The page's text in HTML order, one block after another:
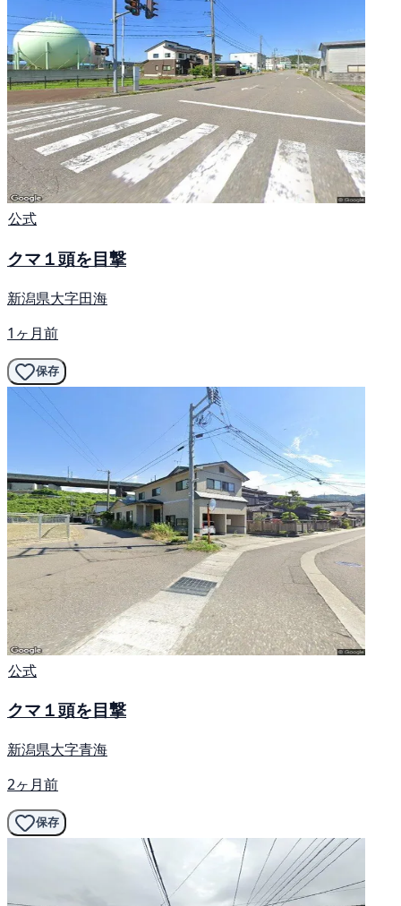
公式
クマ１頭を目撃
新潟県大字田海
1ヶ月前
保存
公式
クマ１頭を目撃
新潟県大字青海
2ヶ月前
保存